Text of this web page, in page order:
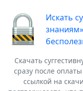
Искать
Скачать
сразу после
ссылкой на